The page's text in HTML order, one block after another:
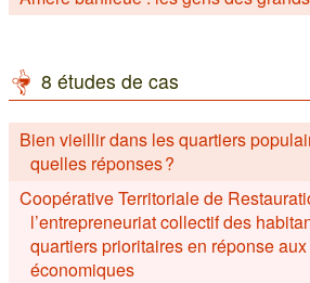
8 études de cas
Bien vieillir dans les quartiers
quelles réponses ?
Coopérative Territoriale de
l’entrepreneuriat collectif des
quartiers prioritaires en réponse
économiques